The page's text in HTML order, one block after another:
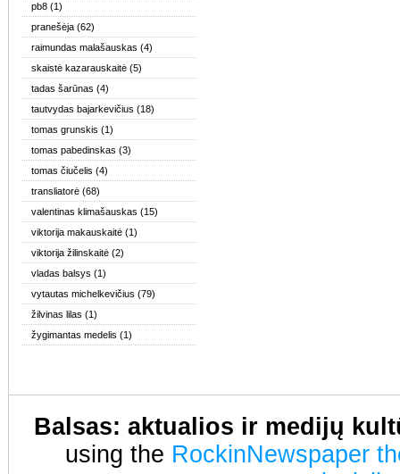
pb8 (1)
pranešėja (62)
raimundas malašauskas (4)
skaistė kazarauskaitė (5)
tadas šarūnas (4)
tautvydas bajarkevičius (18)
tomas grunskis (1)
tomas pabedinskas (3)
tomas čiučelis (4)
transliatorė (68)
valentinas klimašauskas (15)
viktorija makauskaitė (1)
viktorija žilinskaitė (2)
vladas balsys (1)
vytautas michelkevičius (79)
žilvinas lilas (1)
žygimantas medelis (1)
Balsas: aktualios ir medijų
using the RockinNewspaper